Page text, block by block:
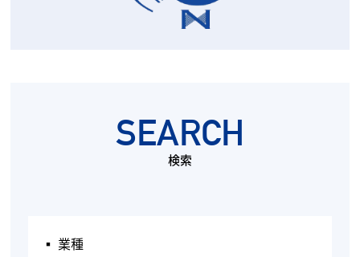
SEARCH
検索
▪︎ 業種